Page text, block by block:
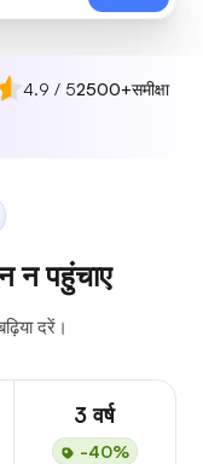
4.9 / 52500+समीक्षा
न पहुंचाए
दरें।
3 वर्ष
-40%